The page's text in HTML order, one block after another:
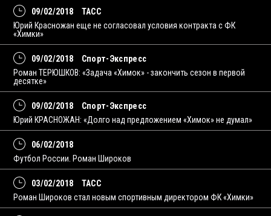
09/02/2018
ТАСС
Юрий Красножан еще не согласовал условия контракта с ФК
«Химки»
09/02/2018
Спорт-Экспресс
Роман ТЕРЮШКОВ: «Задача «Химок» - закончить сезон в первой
десятке»
09/02/2018
Спорт-Экспресс
Юрий КРАСНОЖАН: «Долго над предложением «Химок» не думал»
06/02/2018
Футбол России. Роман Широков
03/02/2018
ТАСС
Роман Широков стал новым спортивным директором ФК «Химки»